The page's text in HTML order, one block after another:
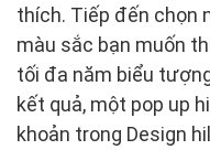
thích. Tiếp đến chọn
màu sắc bạn muốn
tối đa năm biểu
kết quả, một pop up
khoản trong Design